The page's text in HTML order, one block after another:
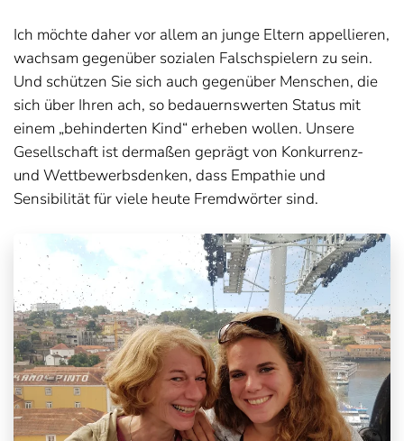
Ich möchte daher vor allem an junge Eltern appellieren,
wachsam gegenüber sozialen Falschspielern zu sein.
Und schützen Sie sich auch gegenüber Menschen, die
sich über Ihren ach, so bedauernswerten Status mit
einem „behinderten Kind“ erheben wollen. Unsere
Gesellschaft ist dermaßen geprägt von Konkurrenz-
und Wettbewerbsdenken, dass Empathie und
Sensibilität für viele heute Fremdwörter sind.